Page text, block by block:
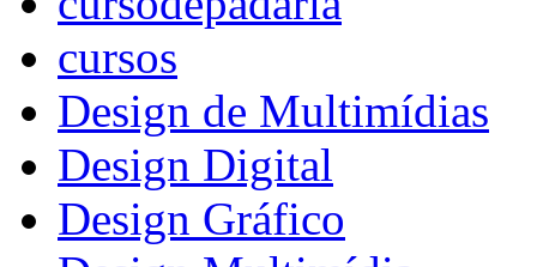
cursos
Design de Multimídias
Design Digital
Design Gráfico